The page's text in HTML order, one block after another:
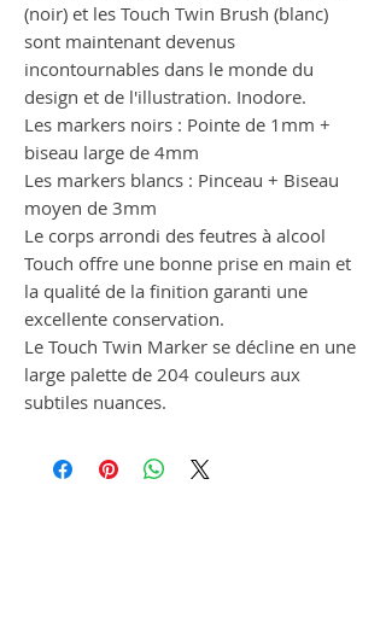
(noir) et les Touch Twin Brush (blanc)
sont maintenant devenus
incontournables dans le monde du
design et de l'illustration. Inodore.
Les markers noirs : Pointe de 1mm +
biseau large de 4mm
Les markers blancs : Pinceau + Biseau
moyen de 3mm
Le corps arrondi des feutres à alcool
Touch offre une bonne prise en main et
la qualité de la finition garanti une
excellente conservation.
Le Touch Twin Marker se décline en une
large palette de 204 couleurs aux
subtiles nuances.